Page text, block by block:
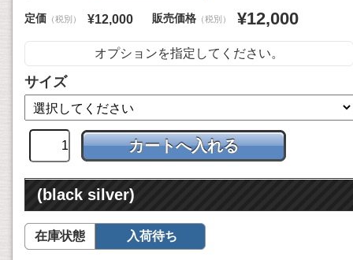
定価 （税別） ¥12,000 販売価格 （税別） ¥12,000
オプションを指定してください。
サイズ
(black silver)
在庫状態 入荷待ち